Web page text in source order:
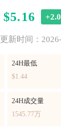
$5.16
更新时间：
24H最低
$1.44
24H成交量
1545.77万